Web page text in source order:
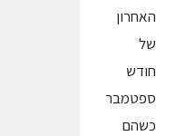
האחרון
של
חודש
ספטמבר
כשהם